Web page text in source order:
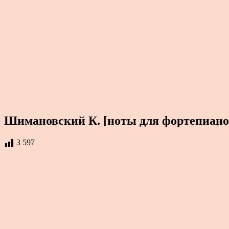
Шимановский К. [ноты для
3 597